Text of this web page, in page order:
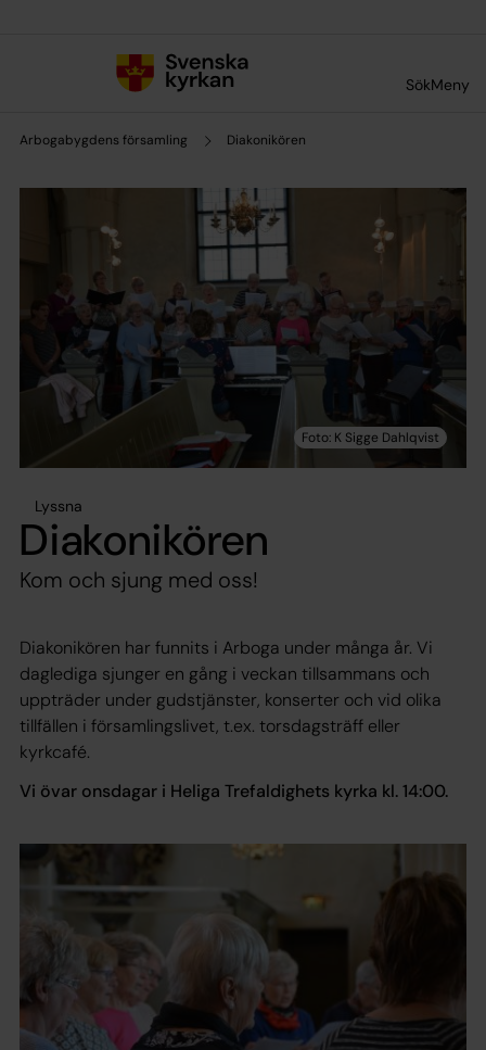
SökMeny
Arbogabygdens församling Diakonikören
Lyssna
Diakonikören
Kom och sjung med oss!
Diakonikören har funnits i Arboga under många år. Vi
daglediga sjunger en gång i veckan tillsammans och
uppträder under gudstjänster, konserter och vid olika
tillfällen i församlingslivet, t.ex. torsdagsträff eller
kyrkcafé.
Vi övar onsdagar i Heliga Trefaldighets kyrka kl. 14:00.